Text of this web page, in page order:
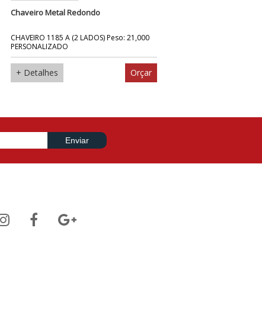
Chaveiro Metal Redondo
CHAVEIRO 1185 A (2 LADOS) Peso: 21,000
PERSONALIZADO
+ Detalhes Orçar